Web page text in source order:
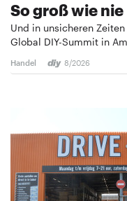
So groß wie nie
Und in unsicheren
Global DIY-Summit in
Handel 8/2026